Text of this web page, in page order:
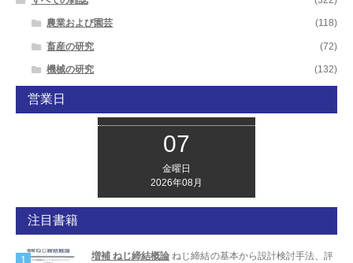
農業および園芸 (118)
畜産の研究 (72)
機械の研究 (132)
営業日
07
金曜日
2026年08月
注目書籍
増補 ねじ締結概論 ねじ締結の基本から設計検討手法、評